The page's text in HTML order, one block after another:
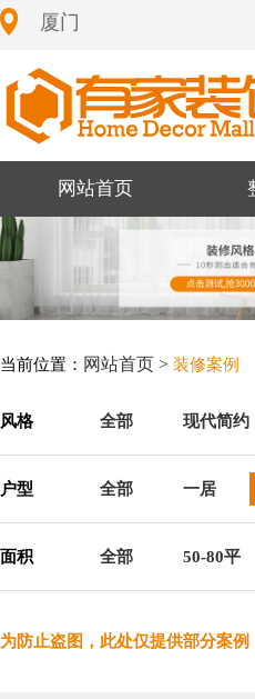
厦门
网站首页
当前位置： 网站首页 > 装修案例
风格 全部 现代简约
户型 全部 一居
面积 全部 50-80平
为防止盗图，此处仅提供部分案